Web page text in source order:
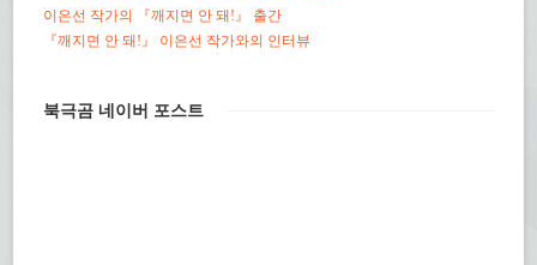
이은선 작가의 『깨지면 안 돼!』 출간
『깨지면 안 돼!』 이은선 작가와의 인터뷰
북극곰 네이버 포스트